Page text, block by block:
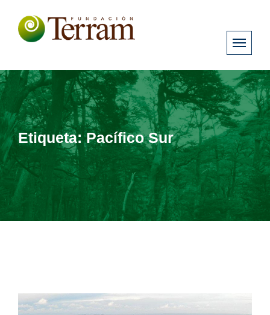
Etiqueta:Pacífico Sur